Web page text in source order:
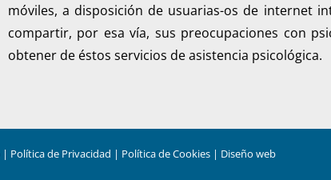
móviles, a disposición de usuarias-os de internet
compartir, por esa vía, sus preocupaciones con
obtener de éstos servicios de asistencia psicológica.
| Política de Privacidad | Política de Cookies| Diseño web